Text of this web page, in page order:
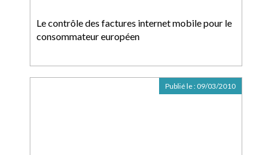
Le contrôle des factures internet mobile pour le
consommateur européen
Publié le : 09/03/2010